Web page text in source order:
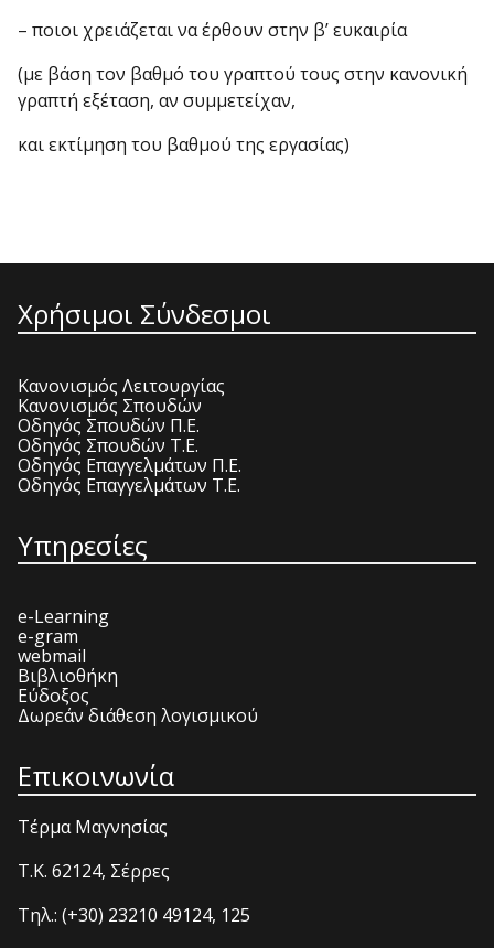
– ποιοι χρειάζεται να έρθουν στην β’ ευκαιρία
(με βάση τον βαθμό του γραπτού τους στην κανονική
γραπτή εξέταση, αν συμμετείχαν,
και εκτίμηση του βαθμού της εργασίας)
Χρήσιμοι Σύνδεσμοι
Κανονισμός Λειτουργίας
Κανονισμός Σπουδών
Οδηγός Σπουδών Π.Ε.
Οδηγός Σπουδών Τ.Ε.
Οδηγός Επαγγελμάτων Π.Ε.
Οδηγός Επαγγελμάτων Τ.Ε.
Υπηρεσίες
e-Learning
e-gram
webmail
Βιβλιοθήκη
Εύδοξος
Δωρεάν διάθεση λογισμικού
Επικοινωνία
Τέρμα Μαγνησίας
T.K. 62124, Σέρρες
Τηλ.: (+30) 23210 49124, 125